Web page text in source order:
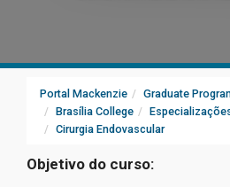
Portal Mackenzie Graduate
Brasília College
Cirurgia Endovascular
Objetivo do curso: